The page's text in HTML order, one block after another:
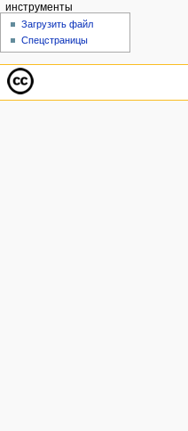
инструменты
Загрузить файл
Спецстраницы